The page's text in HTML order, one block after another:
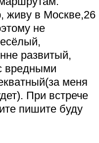
живу в Москве,26
не
развитый,
вредными
меня
При встрече
пишите буду